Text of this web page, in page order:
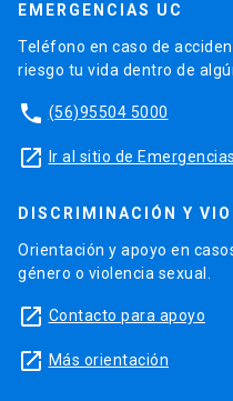
EMERGENCIAS UC
Teléfono en caso de
riesgo tu vida dentro de
phone (56)95504 5000
launch Ir al sitio de Emergencias
DISCRIMINACIÓN Y
Orientación y apoyo en
género o violencia sexual.
launch Contacto para apoyo
launch Más orientación